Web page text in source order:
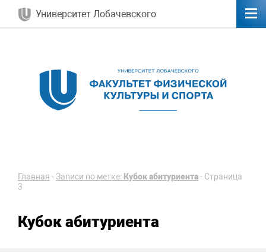
Университет Лобачевского
Главная -Записи по метке: Кубок абитуриента- Страница
3
Кубок абитуриента